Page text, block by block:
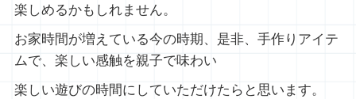
楽しめるかもしれません。
お家時間が増えている今の時期、是非、手作りアイテ
ムで、楽しい感触を親子で味わい
楽しい遊びの時間にしていただけたらと思います。